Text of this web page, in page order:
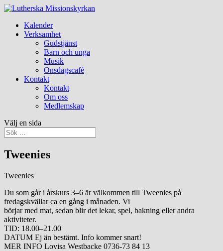
Kalender
Verksamhet
Gudstjänst
Barn och unga
Musik
Onsdagscafé
Kontakt
Kontakt
Om oss
Medlemskap
Välj en sida
Tweenies
Tweenies
Du som går i årskurs 3–6 är välkommen till Tweenies på
fredagskvällar ca en gång i månaden. Vi
börjar med mat, sedan blir det lekar, spel, bakning eller andra
aktiviteter.
TID: 18.00–21.00
DATUM Ej än bestämt. Info kommer snart!
MER INFO Lovisa Westbacke 0736-73 84 13